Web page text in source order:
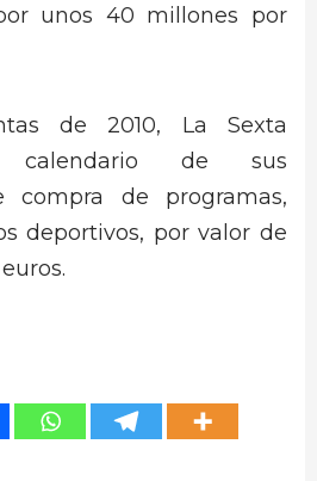
unos 40 millones por
de 2010, La Sexta
calendario de sus
compra de programas,
deportivos, por valor de